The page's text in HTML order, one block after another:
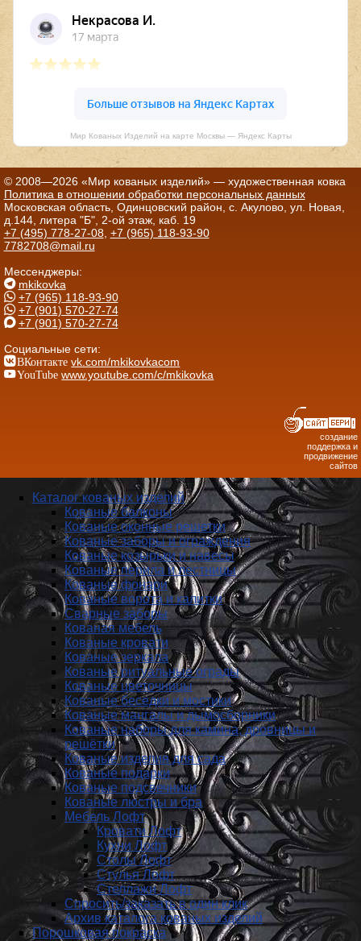
Мир Кованых Изделий на карте Москвы — Яндекс Карты
© 2008—2026 «Мир кованых изделий» — художественная ковка
Политика в отношении обработки персональных данных
Московская область, Одинцовский район, с. Акулово, ул. Новая,
д.144, литера "Б", 2-ой этаж, каб. 19
+7 (495) 778-27-08, +7 (965) 118-93-90
7782708@mail.ru
Мессенджеры:
mkikovka
+7 (965) 118-93-90
+7 (901) 570-27-74
+7 (901) 570-27-74
Социальные сети:
ВКонтакте vk.com/mkikovkacom
YouTube www.youtube.com/c/mkikovka
создание
поддержка и
продвижение
сайтов
Каталог кованых изделий
Кованые балконы
Кованые оконные решетки
Кованые заборы и ог­ражде­ния
Кованые козырьки и навесы
Кованые перила и лестницы
Кованые фонари
Кованые ворота и калитки
Сварные заборы
Кованая мебель
Кованые кровати
Кованые зеркала
Кованые ритуальные ограды
Кованые цветочницы
Кованые беседки и мостики
Кованые мангалы и дымосборники
Кованые наборы для камина, дровницы и
решётки
Кованые изделия для сада
Кованые подарки
Кованые подсвечники
Кованые люстры и бра
Мебель Лофт
Кровати Лофт
Кухни Лофт
Столы Лофт
Стулья Лофт
Стеллажи Лофт
Спросить/заказать в один клик
Архив каталога кованых изделий
Порошковая покраска